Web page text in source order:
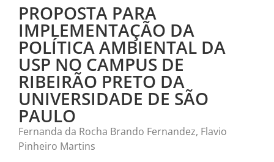
PROPOSTA PARA
IMPLEMENTAÇÃO DA
POLÍTICA AMBIENTAL DA
USP NO CAMPUS DE
RIBEIRÃO PRETO DA
UNIVERSIDADE DE SÃO
PAULO
Fernanda da Rocha Brando Fernandez, Flavio
Pinheiro Martins